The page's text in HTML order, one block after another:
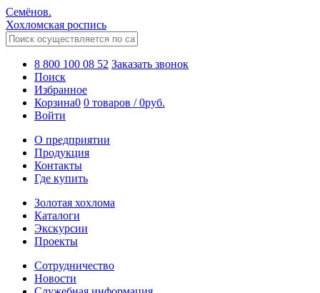
Семёнов.
Хохломская роспись
8 800 100 08 52 Заказать звонок
Поиск
Избранное
Корзина0 0 товаров /0руб.
Войти
О предприятии
Продукция
Контакты
Где купить
Золотая хохлома
Каталоги
Экскурсии
Проекты
Сотрудничество
Новости